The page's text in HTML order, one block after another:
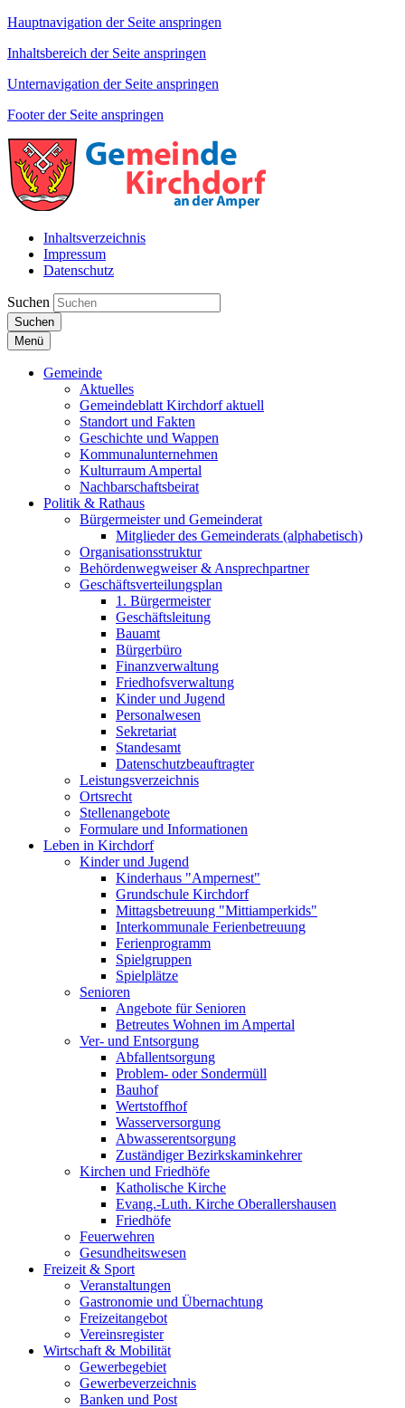
Hauptnavigation der Seite anspringen
Inhaltsbereich der Seite anspringen
Unternavigation der Seite anspringen
Footer der Seite anspringen
Inhaltsverzeichnis
Impressum
Datenschutz
Suchen
Suchen
Menü
Gemeinde
Aktuelles
Gemeindeblatt Kirchdorf aktuell
Standort und Fakten
Geschichte und Wappen
Kommunalunternehmen
Kulturraum Ampertal
Nachbarschaftsbeirat
Politik & Rathaus
Bürgermeister und Gemeinderat
Mitglieder des Gemeinderats (alphabetisch)
Organisationsstruktur
Behördenwegweiser & Ansprechpartner
Geschäftsverteilungsplan
1. Bürgermeister
Geschäftsleitung
Bauamt
Bürgerbüro
Finanzverwaltung
Friedhofsverwaltung
Kinder und Jugend
Personalwesen
Sekretariat
Standesamt
Datenschutzbeauftragter
Leistungsverzeichnis
Ortsrecht
Stellenangebote
Formulare und Informationen
Leben in Kirchdorf
Kinder und Jugend
Kinderhaus "Ampernest"
Grundschule Kirchdorf
Mittagsbetreuung "Mittiamperkids"
Interkommunale Ferienbetreuung
Ferienprogramm
Spielgruppen
Spielplätze
Senioren
Angebote für Senioren
Betreutes Wohnen im Ampertal
Ver- und Entsorgung
Abfallentsorgung
Problem- oder Sondermüll
Bauhof
Wertstoffhof
Wasserversorgung
Abwasserentsorgung
Zuständiger Bezirkskaminkehrer
Kirchen und Friedhöfe
Katholische Kirche
Evang.-Luth. Kirche Oberallershausen
Friedhöfe
Feuerwehren
Gesundheitswesen
Freizeit & Sport
Veranstaltungen
Gastronomie und Übernachtung
Freizeitangebot
Vereinsregister
Wirtschaft & Mobilität
Gewerbegebiet
Gewerbeverzeichnis
Banken und Post